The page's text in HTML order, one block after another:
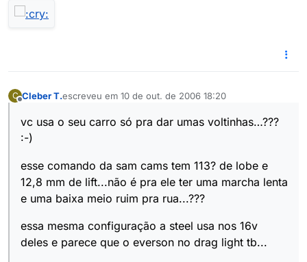
C Cleber T.escreveu em 10 de out. de 2006 18:20
última edição por
vc usa o seu carro só pra dar umas voltinhas…???
:-)
esse comando da sam cams tem 113? de lobe e
12,8 mm de lift...não é pra ele ter uma marcha lenta
e uma baixa meio ruim pra rua...???
essa mesma configuração a steel usa nos 16v
deles e parece que o everson no drag light tb...